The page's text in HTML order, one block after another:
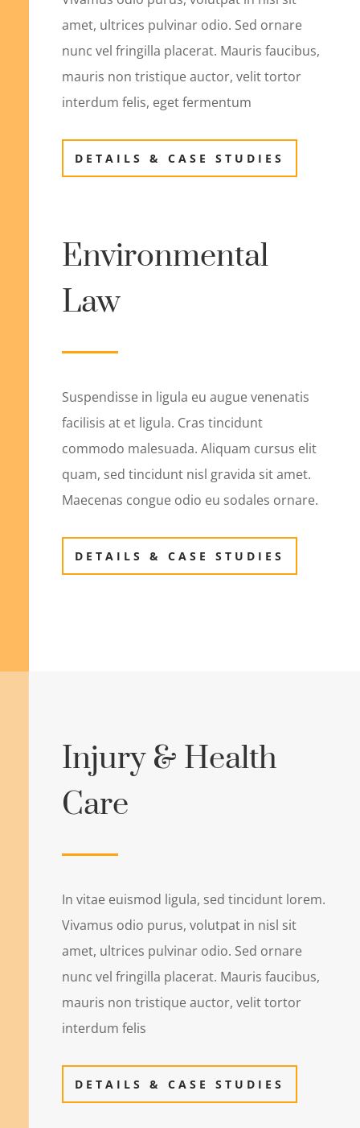
amet, ultrices pulvinar odio. Sed ornare
nunc vel fringilla placerat. Mauris faucibus,
mauris non tristique auctor, velit tortor
interdum felis, eget fermentum
DETAILS & CASE STUDIES
Environmental
Law
Suspendisse in ligula eu augue venenatis
facilisis at et ligula. Cras tincidunt
commodo malesuada. Aliquam cursus elit
quam, sed tincidunt nisl gravida sit amet.
Maecenas congue odio eu sodales ornare.
DETAILS & CASE STUDIES
Injury & Health
Care
In vitae euismod ligula, sed tincidunt lorem.
Vivamus odio purus, volutpat in nisl sit
amet, ultrices pulvinar odio. Sed ornare
nunc vel fringilla placerat. Mauris faucibus,
mauris non tristique auctor, velit tortor
interdum felis
DETAILS & CASE STUDIES